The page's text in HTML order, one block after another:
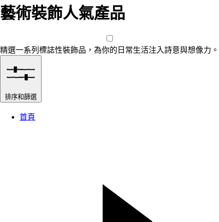
藝術裝飾人氣產品
精選一系列標誌性裝飾品，為你的日常生活注入詩意與想像力。
排序和篩選
首頁